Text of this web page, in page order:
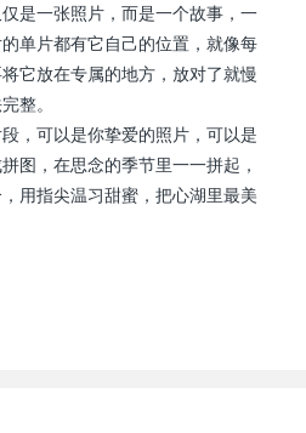
是一张照片，而是一个故事，一
单片都有它自己的位置，就像每
它放在专属的地方，放对了就慢
整。
，可以是你挚爱的照片，可以是
图，在思念的季节里一一拼起，
用指尖温习甜蜜，把心湖里最美